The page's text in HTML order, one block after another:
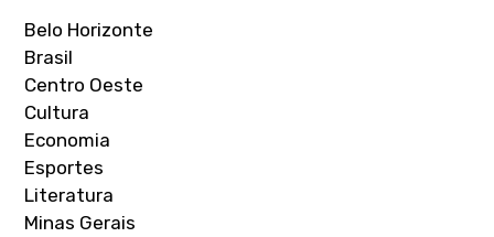
Belo Horizonte
Brasil
Centro Oeste
Cultura
Economia
Esportes
Literatura
Minas Gerais